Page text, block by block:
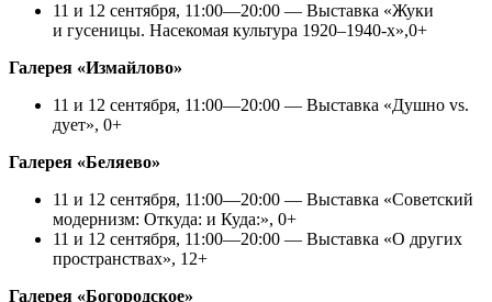
11 и 12 сентября, 11:00—20:00 — Выставка «Жуки
и гусеницы. Насекомая культура 1920–1940-х»,0+
Галерея «Измайлово»
11 и 12 сентября, 11:00—20:00 — Выставка «Душно vs.
дует», 0+
Галерея «Беляево»
11 и 12 сентября, 11:00—20:00 — Выставка «Советский
модернизм: Откуда: и Куда:», 0+
11 и 12 сентября, 11:00—20:00 — Выставка «О других
пространствах», 12+
Галерея «Богородское»